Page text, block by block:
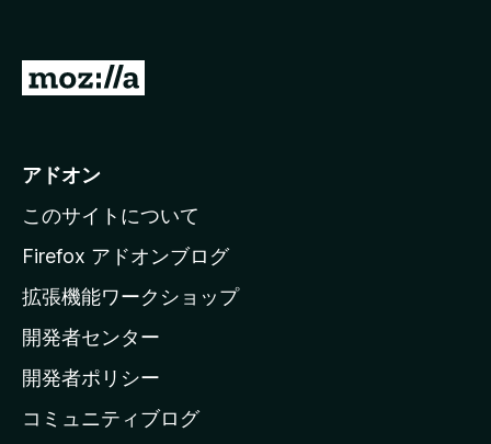
M
i
l
a
ホ
ー
ム
ー
アドオン
このサイトについて
Firefox アドオンブログ
拡張機能ワークショップ
開発者センター
開発者ポリシー
コミュニティブログ